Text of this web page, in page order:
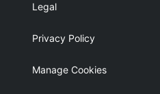
Legal
Privacy Policy
Manage Cookies